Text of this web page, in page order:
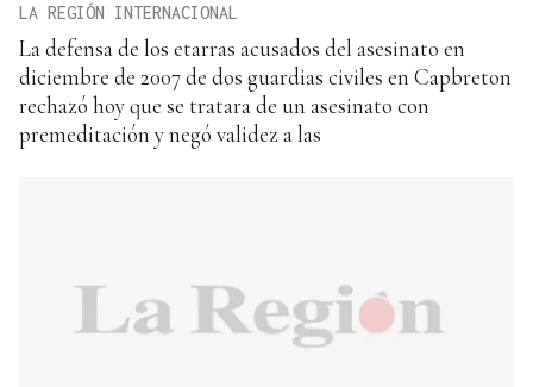
LA REGIÓN INTERNACIONAL
La defensa de los etarras acusados del asesinato en
diciembre de 2007 de dos guardias civiles en Capbreton
rechazó hoy que se tratara de un asesinato con
premeditación y negó validez a las